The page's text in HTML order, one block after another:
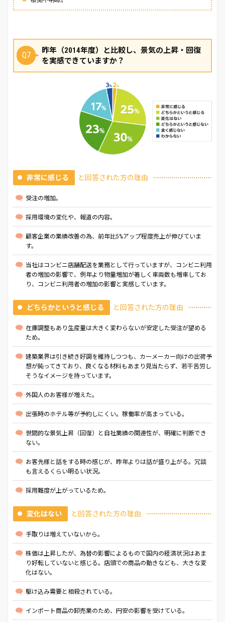
Q7
昨年（2014年度）と比較し、景気の上昇・回復
を実感できていますか？
非常に感じる と回答された方の理由
受注の増加。
採用環境の変化や、報道の内容。
顧客企業の業績改善の為、前年比5%アップ程度売上が伸びていま
す。
当社はコンビニ店舗配送を業務として行っていますが、コンビニ利用
者の増加の影響で、例年より物量増加が著しく車両数も増車してお
り、コンビニ利用者の増加の影響と実感しています。
どちらかというと感じる と回答された方の理由
在庫調整もあり生産量は大きく変わらないが安定した受注が望める
ため。
建築業界は引き続き好調を維持しつつも、カーメーカー向けの出荷予
想が鈍ってきており、良くなる材料もあまり見当たらず、若干苦労し
そうなイメージを持っています。
外国人のお客様が増えた。
出張時のホテル等が予約しにくい。稼働率が高まっている。
世間的な景気上昇（回復）と自社業績の関連性が、明確に判断でき
ない。
お客先様と話をする時の感じが、昨年よりは話が盛り上がる。冗談
も言えるくらい明るい状況。
採用難度が上がっているため。
変化はない と回答された方の理由
手取りは増えていないから。
株価は上昇したが、為替の影響によるもので国内の経済状況はあま
り好転していないと感じる。店頭での商品の動きなども、大きな変
化はない。
駆け込み需要と相殺されている。
インポート商品の卸売業のため、円安の影響を受けている。